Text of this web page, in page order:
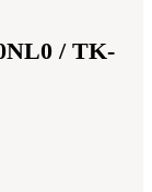
/ TK-